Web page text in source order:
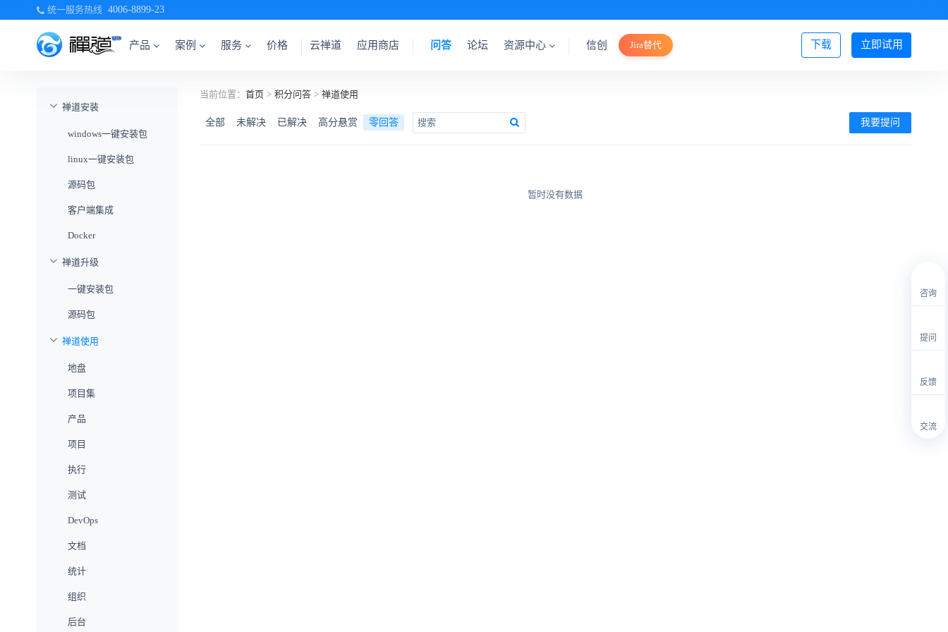
统一服务热线 4006-8899-23
产品 案例 服务 价格 立即试用
下载
云禅道 应用商店 问答 论坛 资源中心 信创 Jira替代 登录/注册
禅道安装
windows一键安装包
linux一键安装包
源码包
客户端集成
Docker
禅道升级
一键安装包
源码包
禅道使用
地盘
项目集
产品
项目
执行
测试
DevOps
文档
统计
组织
后台
当前位置： 首页 > 积分问答 > 禅道使用
全部 未解决 已解决 高分悬赏 零回答 我要提问
暂时没有数据
咨询
提问
反馈
交流